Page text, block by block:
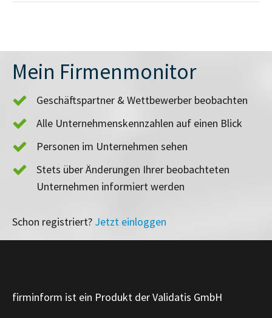
Mein Firmenmonitor
Geschäftspartner & Wettbewerber beobachten
Alle Unternehmenskennzahlen auf einen Blick
Personen im Unternehmen sehen
Stets über Änderungen Ihrer beobachteten
Unternehmen informiert werden
Schon registriert? Jetzt einloggen
firminform ist ein Produkt der Validatis GmbH